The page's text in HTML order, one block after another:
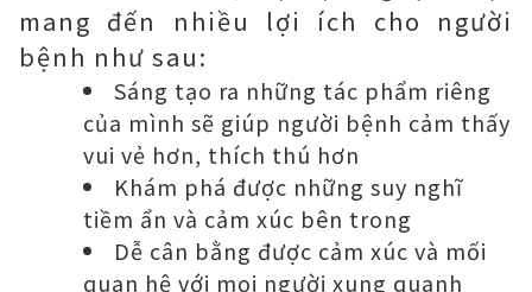
mang đến nhiều lợi ích cho người
bệnh như sau:
Sáng tạo ra những tác phẩm riêng
của mình sẽ giúp người bệnh cảm thấy
vui vẻ hơn, thích thú hơn
Khám phá được những suy nghĩ
tiềm ẩn và cảm xúc bên trong
Dễ cân bằng được cảm xúc và mối
quan hệ với mọi người xung quanh